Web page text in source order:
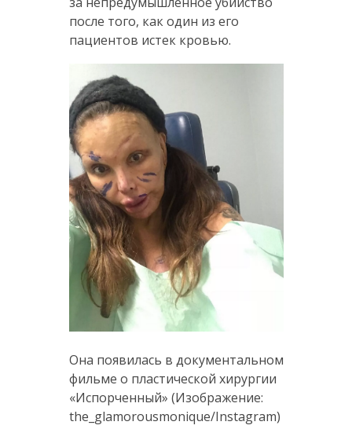
после того, как один из его
пациентов истек кровью.
Она появилась в документальном
фильме о пластической хирургии
«Испорченный» (Изображение:
the_glamorousmonique/Instagram)